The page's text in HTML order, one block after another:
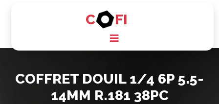
C FI
COFFRET DOUIL 1/4 6P 5.5-
14MM R.181 38PC